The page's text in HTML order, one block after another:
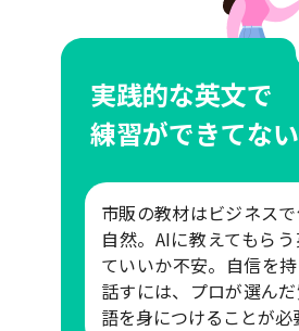
実践的な英文で
練習ができてない
市販の教材はビジネス
自然。AIに教えてもら
ていいか不安。自信を
話すには、プロが選ん
語を身につけることが必